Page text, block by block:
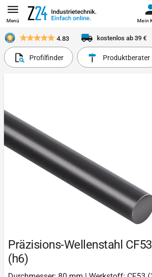
Menü Mein
4.83 kostenlos ab 39 €
Profilfinder Produktberater
Präzisions-Wellenstahl
(h6)